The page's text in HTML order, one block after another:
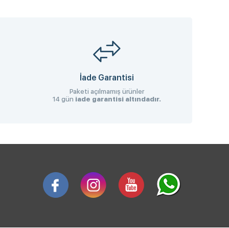
İade Garantisi
Paketi açılmamış ürünler
14 gün iade garantisi altındadır.